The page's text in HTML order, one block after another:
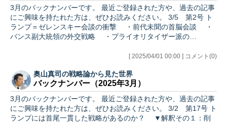
3月のバックナンバーです。 最近ご登録された方や、過去の記事
にご興味を持たれた方は、ぜひお読みください。 3/5 第2号 ト
ランプ＝ゼレンスキー会談の衝撃 ・前代未聞の首脳会談 ・
バンス副大統領の外交戦略 ・プライオリタイザー派の…
[ 2025/04/01 00:00 ] コメント(0)
奥山真司の戦略論から見た世界
バックナンバー（2025年3月）
3月のバックナンバーです。 最近ご登録された方や、過去の記事
にご興味を持たれた方は、ぜひお読みください。 3/2 第17号 ト
ランプには首尾一貫した戦略があるのか？ ▼解釈その１：削